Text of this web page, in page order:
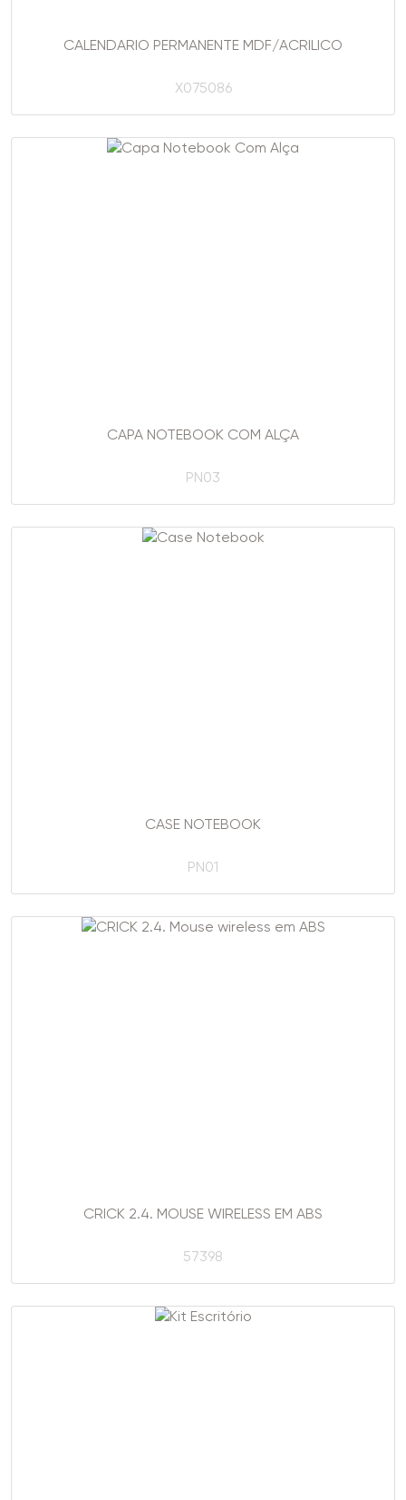
CALENDARIO PERMANENTE MDF/ACRILICO
X075086
CAPA NOTEBOOK COM ALÇA
PN03
CASE NOTEBOOK
PN01
CRICK 2.4. MOUSE WIRELESS EM ABS
57398